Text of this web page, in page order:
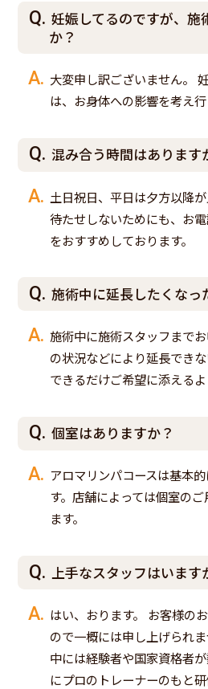
妊娠してるのですが、施
か？
大変申し訳ございません。
は、お身体への影響を考え行
混み合う時間はあります
土日祝日、平日は夕方以降
待たせしないためにも、お
をおすすめしております。
施術中に延長したくなっ
施術中に施術スタッフまで
の状況などにより延長でき
できるだけご希望に添えるよ
個室はありますか？
アロマリンパコースは基本
す。店舗によっては個室の
ます。
上手なスタッフはいます
はい、おります。 お客様の
ので一概には申し上げられ
中には経験者や国家資格者
にプロのトレーナーのもと